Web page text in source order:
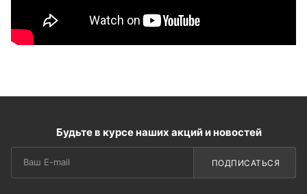
Будьте в курсе наших акций и новостей
ПОДПИСАТЬСЯ